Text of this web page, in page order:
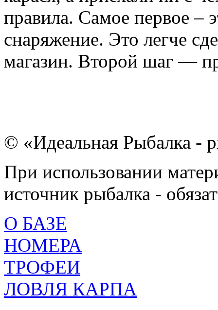
правила. Самое первое –
снаряжение. Это легче
магазин. Второй шаг —
© «Идеальная Рыбалка -
При использовании
источник рыбалка -
О БАЗЕ
НОМЕРА
ТРОФЕИ
ЛОВЛЯ КАРПА